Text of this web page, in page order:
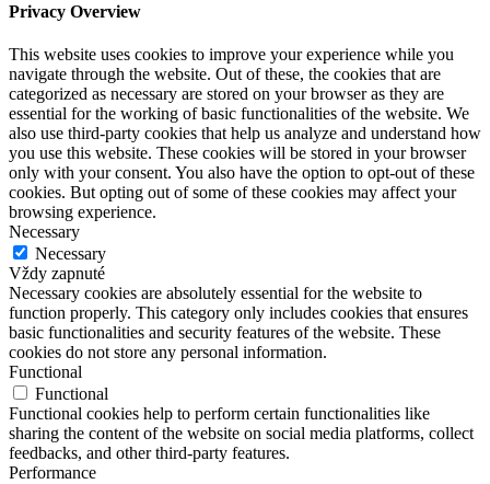
Privacy Overview
This website uses cookies to improve your experience while you
navigate through the website. Out of these, the cookies that are
categorized as necessary are stored on your browser as they are
essential for the working of basic functionalities of the website. We
also use third-party cookies that help us analyze and understand how
you use this website. These cookies will be stored in your browser
only with your consent. You also have the option to opt-out of these
cookies. But opting out of some of these cookies may affect your
browsing experience.
Necessary
Necessary
Vždy zapnuté
Necessary cookies are absolutely essential for the website to
function properly. This category only includes cookies that ensures
basic functionalities and security features of the website. These
cookies do not store any personal information.
Functional
Functional
Functional cookies help to perform certain functionalities like
sharing the content of the website on social media platforms, collect
feedbacks, and other third-party features.
Performance